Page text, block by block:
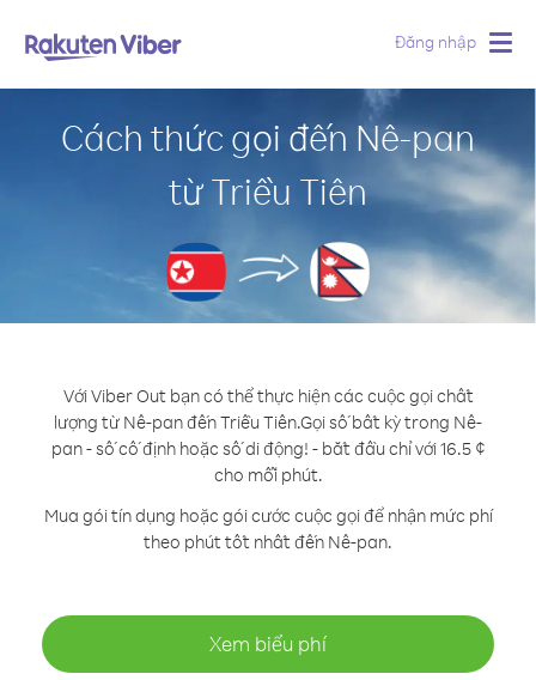
Đăng nhập
Cách thức gọi đến Nê-pan
từ Triều Tiên
Với Viber Out bạn có thể thực hiện các cuộc gọi chất
lượng từ Nê-pan đến Triều Tiên.Gọi số bất kỳ trong Nê-
pan - số cố định hoặc số di động! - bắt đầu chỉ với 16.5 ¢
cho mỗi phút.
Mua gói tín dụng hoặc gói cước cuộc gọi để nhận mức phí
theo phút tốt nhất đến Nê-pan.
Xem biểu phí